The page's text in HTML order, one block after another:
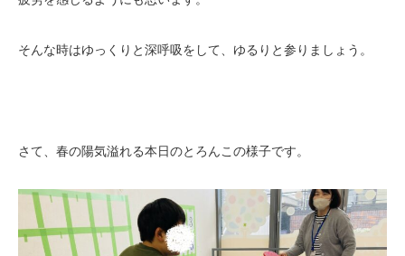
そんな時はゆっくりと深呼吸をして、ゆるりと参りましょう。
さて、春の陽気溢れる本日のとろんこの様子です。